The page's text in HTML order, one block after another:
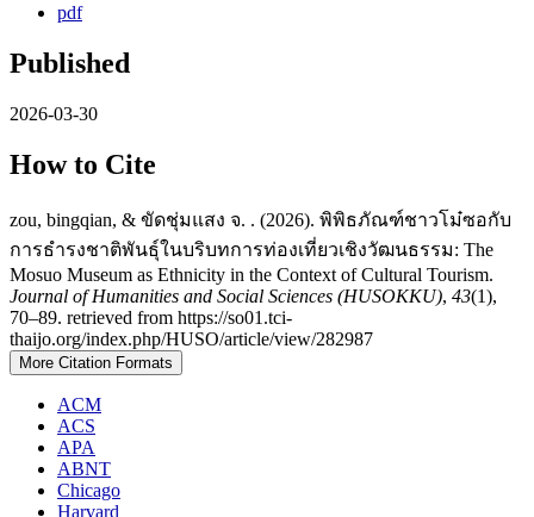
pdf
Published
2026-03-30
How to Cite
zou, bingqian, & ขัดชุ่มแสง จ. . (2026). พิพิธภัณฑ์ชาวโม๋ซอกับ
การธำรงชาติพันธุ์ในบริบทการท่องเที่ยวเชิงวัฒนธรรม: The
Mosuo Museum as Ethnicity in the Context of Cultural Tourism.
Journal of Humanities and Social Sciences (HUSOKKU), 43(1),
70–89. retrieved from https://so01.tci-
thaijo.org/index.php/HUSO/article/view/282987
More Citation Formats
ACM
ACS
APA
ABNT
Chicago
Harvard